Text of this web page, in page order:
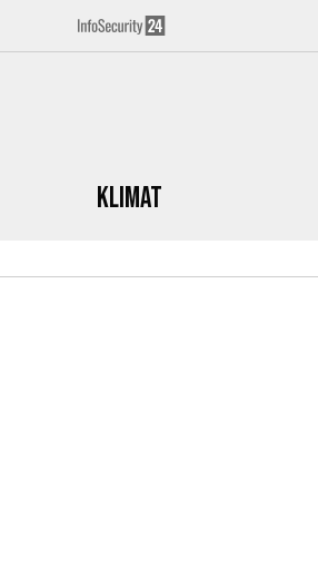
Klimat